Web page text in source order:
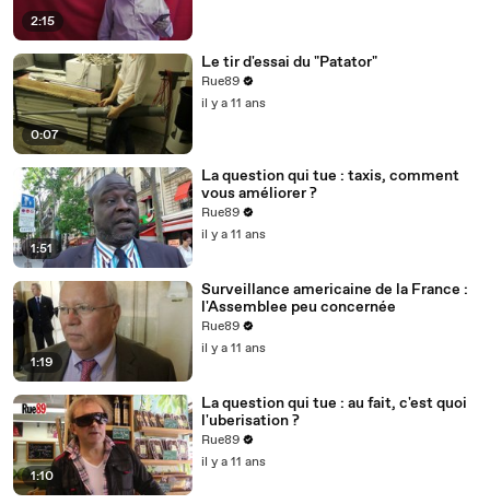
2:15
0:07
Le tir d'essai du "Patator"
Rue89
il y a 11 ans
1:51
La question qui tue : taxis, comment
vous améliorer ?
Rue89
il y a 11 ans
1:19
Surveillance americaine de la France :
l'Assemblee peu concernée
Rue89
il y a 11 ans
1:10
La question qui tue : au fait, c'est quoi
l'uberisation ?
Rue89
il y a 11 ans